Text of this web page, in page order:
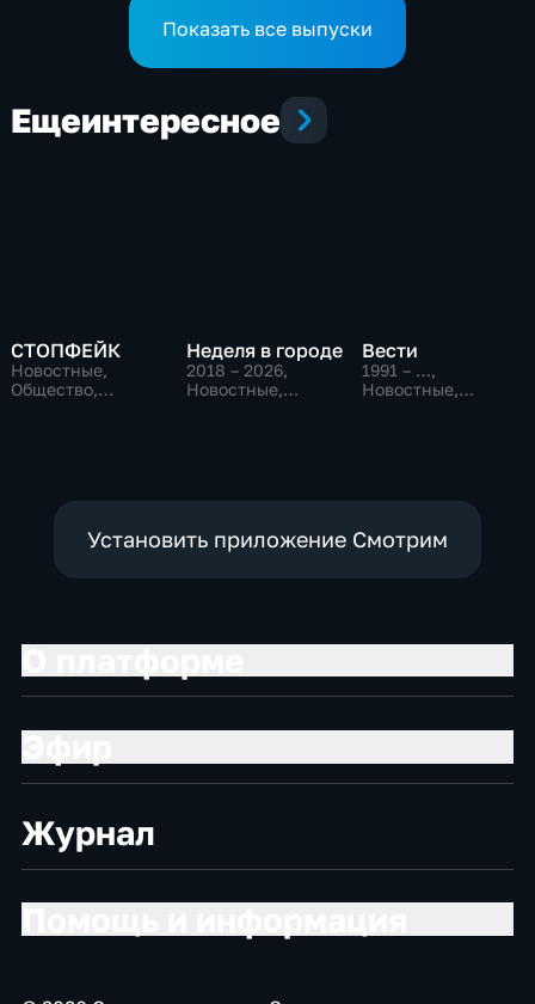
Показать все выпуски
Ещеинтересное
СТОПФЕЙК
Новостные,
Общество,
Неделя в городе
2018 – 2026,
Новостные,
Вести
1991 – …,
Новостные,
Установить приложение Смотрим
Журнал